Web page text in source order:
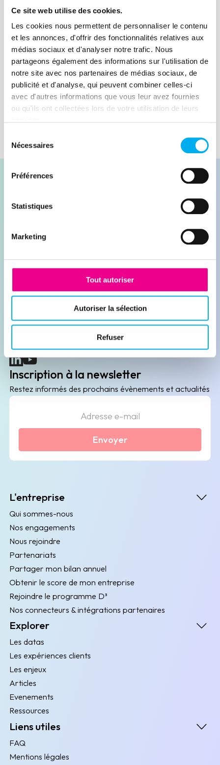
Ce site web utilise des cookies.
Les cookies nous permettent de personnaliser le contenu
et les annonces, d'offrir des fonctionnalités relatives aux
médias sociaux et d'analyser notre trafic. Nous
partageons également des informations sur l'utilisation de
notre site avec nos partenaires de médias sociaux, de
publicité et d'analyse, qui peuvent combiner celles-ci
avec d'autres informations que vous leur avez fournies
ou qu'ils ont collectées lors de votre utilisation de leurs
consentement
Nécessaires
Préférences
Statistiques
Marketing
Tout autoriser
Autoriser la sélection
Refuser
Essayez de modifier vos critères de recherche
Réinitialiser les filtres
Leader de l'information sur les entreprises depuis
plus de 130 ans, ELLISPHERE accompagne les
acteurs économiques dans leurs problématiques
B2B de data marketing, gestion des risques
client/fournisseur et conformité.
(nouvelle fenêtre)
(nouvelle fenêtre)
Inscription à la newsletter
Restez informés des prochains évènements et actualités
Envoyer
L'entreprise
Qui sommes-nous
Nos engagements
Nous rejoindre
Partenariats
Partager mon bilan annuel
Obtenir le score de mon entreprise
Rejoindre le programme D³
Nos connecteurs & intégrations partenaires
Explorer
Les datas
Les expériences clients
Les enjeux
Articles
Evenements
Ressources
Liens utiles
FAQ
Mentions légales